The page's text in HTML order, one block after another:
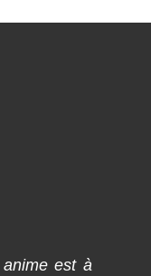
anime est à